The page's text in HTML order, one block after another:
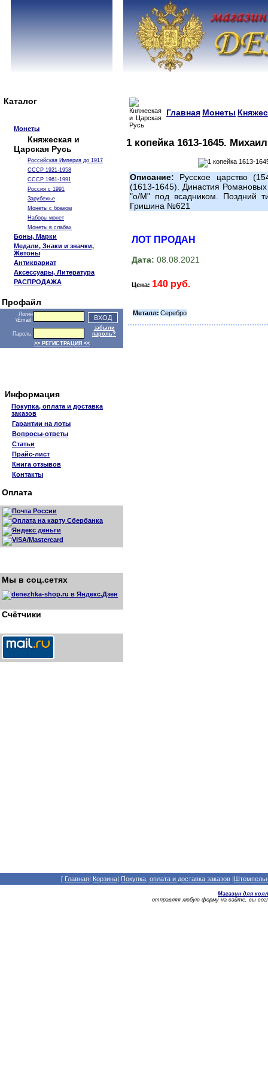
Каталог
Монеты
Княжеская и
Царская Русь
Российская Империя до 1917
СССР 1921-1958
СССР 1961-1991
Россия с 1991
Зарубежье
Монеты с браком
Наборы монет
Монеты в слабах
Боны, Марки
Медали, Знаки и значки,
Жетоны
Антиквариат
Аксессуары, Литература
РАСПРОДАЖА
Профайл
Логин
\Email:
Пароль:
забыли
пароль?
>> РЕГИСТРАЦИЯ <<
Информация
Покупка, оплата и доставка
заказов
Гарантии на лоты
Вопросы-ответы
Статьи
Прайс-лист
Книга отзывов
Контакты
Оплата
Мы в соц.сетях
Счётчики
Главная Монеты
1 копейка 1613-1645.
Описание: Русское царство
(1613-1645). Династия
"о/М" под всадником. Поздний
Гришина №621
ЛОТ ПРОДАН
Дата: 08.08.2021
Цена: 140 руб.
Металл: Серебро
[ Главная| Корзина| Покупка, оплата и доставка заказов |
Магазин для
отправляя любую форму на сайте, вы